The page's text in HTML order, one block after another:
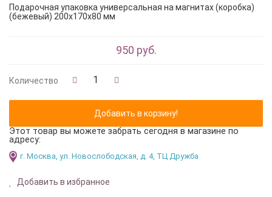
Подарочная упаковка универсальная на магнитах (коробка)
(бежевый) 200х170х80 мм
950 руб.
Количество
Этот товар вы можете забрать сегодня в магазине по
адресу:
г. Москва, ул. Новослободская, д. 4, ТЦ Дружба
Добавить в избранное